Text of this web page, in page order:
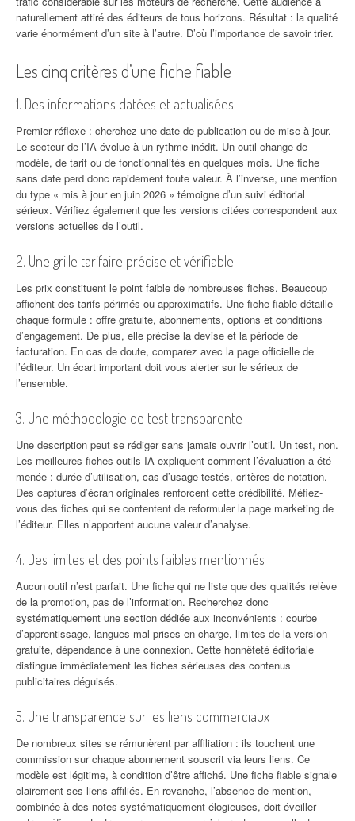
naturellement attiré des éditeurs de tous horizons. Résultat : la qualité
varie énormément d’un site à l’autre. D’où l’importance de savoir trier.
Les cinq critères d’une fiche fiable
1. Des informations datées et actualisées
Premier réflexe : cherchez une date de publication ou de mise à jour.
Le secteur de l’IA évolue à un rythme inédit. Un outil change de
modèle, de tarif ou de fonctionnalités en quelques mois. Une fiche
sans date perd donc rapidement toute valeur. À l’inverse, une mention
du type « mis à jour en juin 2026 » témoigne d’un suivi éditorial
sérieux. Vérifiez également que les versions citées correspondent aux
versions actuelles de l’outil.
2. Une grille tarifaire précise et vérifiable
Les prix constituent le point faible de nombreuses fiches. Beaucoup
affichent des tarifs périmés ou approximatifs. Une fiche fiable détaille
chaque formule : offre gratuite, abonnements, options et conditions
d’engagement. De plus, elle précise la devise et la période de
facturation. En cas de doute, comparez avec la page officielle de
l’éditeur. Un écart important doit vous alerter sur le sérieux de
l’ensemble.
3. Une méthodologie de test transparente
Une description peut se rédiger sans jamais ouvrir l’outil. Un test, non.
Les meilleures fiches outils IA expliquent comment l’évaluation a été
menée : durée d’utilisation, cas d’usage testés, critères de notation.
Des captures d’écran originales renforcent cette crédibilité. Méfiez-
vous des fiches qui se contentent de reformuler la page marketing de
l’éditeur. Elles n’apportent aucune valeur d’analyse.
4. Des limites et des points faibles mentionnés
Aucun outil n’est parfait. Une fiche qui ne liste que des qualités relève
de la promotion, pas de l’information. Recherchez donc
systématiquement une section dédiée aux inconvénients : courbe
d’apprentissage, langues mal prises en charge, limites de la version
gratuite, dépendance à une connexion. Cette honnêteté éditoriale
distingue immédiatement les fiches sérieuses des contenus
publicitaires déguisés.
5. Une transparence sur les liens commerciaux
De nombreux sites se rémunèrent par affiliation : ils touchent une
commission sur chaque abonnement souscrit via leurs liens. Ce
modèle est légitime, à condition d’être affiché. Une fiche fiable signale
clairement ses liens affiliés. En revanche, l’absence de mention,
combinée à des notes systématiquement élogieuses, doit éveiller